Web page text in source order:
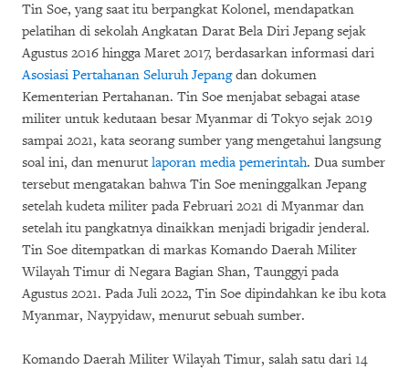
Tin Soe, yang saat itu berpangkat Kolonel, mendapatkan
pelatihan di sekolah Angkatan Darat Bela Diri Jepang sejak
Agustus 2016 hingga Maret 2017, berdasarkan informasi dari
Asosiasi Pertahanan Seluruh Jepangdan dokumen
Kementerian Pertahanan. Tin Soe menjabat sebagai atase
militer untuk kedutaan besar Myanmar di Tokyo sejak 2019
sampai 2021, kata seorang sumber yang mengetahui langsung
soal ini, dan menurut laporan media pemerintah. Dua sumber
tersebut mengatakan bahwa Tin Soe meninggalkan Jepang
setelah kudeta militer pada Februari 2021 di Myanmar dan
setelah itu pangkatnya dinaikkan menjadi brigadir jenderal.
Tin Soe ditempatkan di markas Komando Daerah Militer
Wilayah Timur di Negara Bagian Shan, Taunggyi pada
Agustus 2021. Pada Juli 2022, Tin Soe dipindahkan ke ibu kota
Myanmar, Naypyidaw, menurut sebuah sumber.
Komando Daerah Militer Wilayah Timur, salah satu dari 14